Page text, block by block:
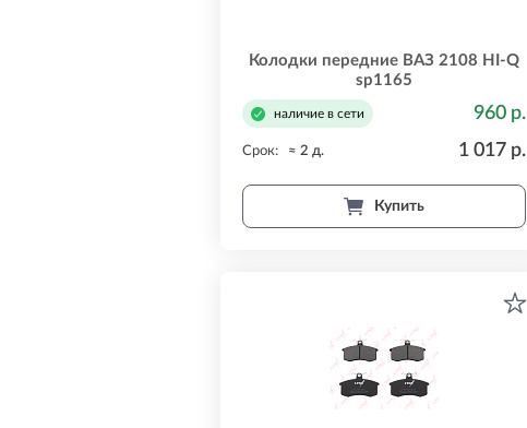
Колодки передние ВАЗ 2108 HI-Q
sp1165
наличие в сети 960 р.
Срок: ≈ 2 д. 1 017 р.
Купить